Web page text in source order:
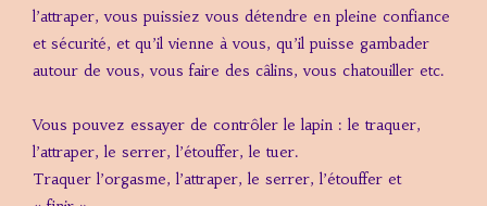
l’attraper, vous puissiez vous détendre en pleine confiance
et sécurité, et qu’il vienne à vous, qu’il puisse gambader
autour de vous, vous faire des câlins, vous chatouiller etc.
Vous pouvez essayer de contrôler le lapin : le traquer,
l’attraper, le serrer, l’étouffer, le tuer.
Traquer l’orgasme, l’attraper, le serrer, l’étouffer et